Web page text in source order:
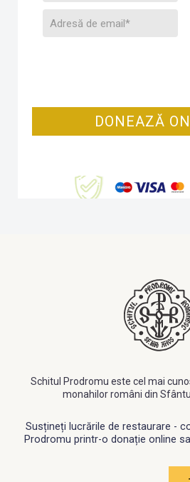
Schitul Prodromu este cel mai
monahilor români din
Susțineți lucrările de restaurare -
Prodromu printr-o donație online